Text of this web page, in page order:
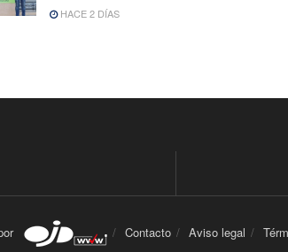
HACE 2 DÍAS
Contacto Aviso legal